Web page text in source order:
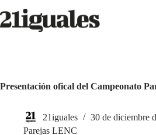
al
contenido
Presentación ofical del Campeonato
21iguales
30 de diciembre
Parejas LENC